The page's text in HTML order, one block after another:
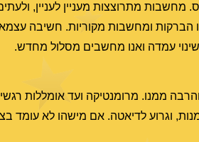
מחשבות מתרוצצות מעניין לעניין,
הברקות ומחשבות מקוריות. חשיבה
עמדה ואנו מחשבים מסלול מחדש.
והרבה ממנו. מרומנטיקה ועד אומללות
וגרוע לדיאטה. אם מישהו לא עומד